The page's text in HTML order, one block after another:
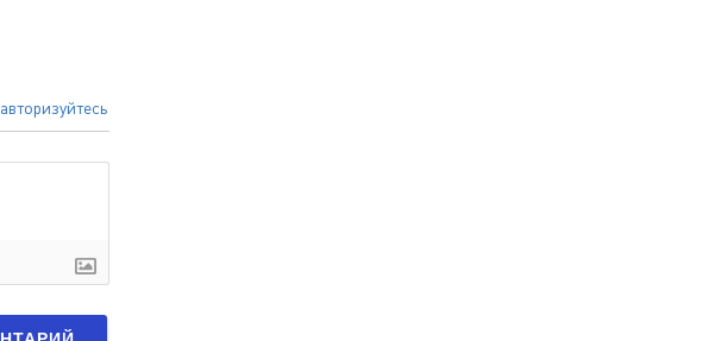
авторизуйтесь